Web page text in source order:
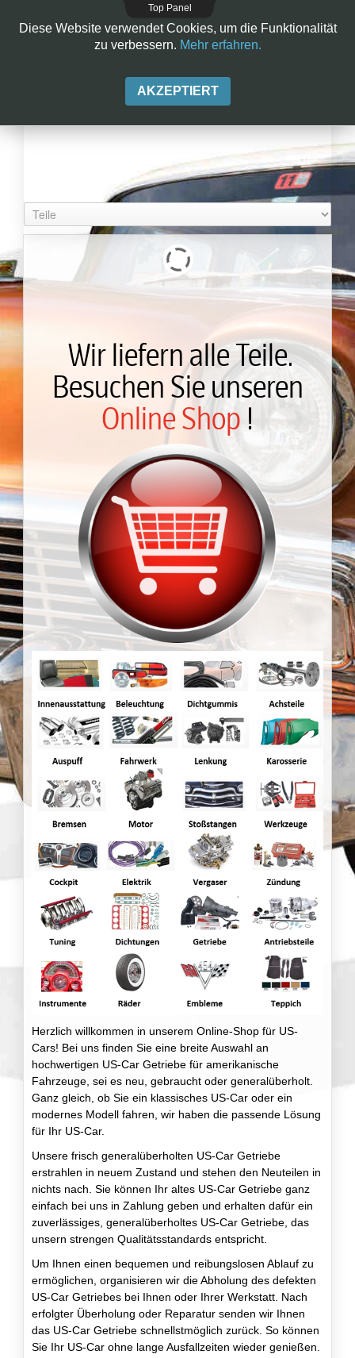
Top Panel
Wir liefern alle Teile.
Besuchen Sie unseren
Online Shop !
Herzlich willkommen in unserem Online-Shop für US-
Cars! Bei uns finden Sie eine breite Auswahl an
hochwertigen US-Car Getriebe für amerikanische
Fahrzeuge, sei es neu, gebraucht oder generalüberholt.
Ganz gleich, ob Sie ein klassisches US-Car oder ein
modernes Modell fahren, wir haben die passende Lösung
für Ihr US-Car.
Unsere frisch generalüberholten US-Car Getriebe
erstrahlen in neuem Zustand und stehen den Neuteilen in
nichts nach. Sie können Ihr altes US-Car Getriebe ganz
einfach bei uns in Zahlung geben und erhalten dafür ein
zuverlässiges, generalüberholtes US-Car Getriebe, das
unsern strengen Qualitätsstandards entspricht.
Um Ihnen einen bequemen und reibungslosen Ablauf zu
ermöglichen, organisieren wir die Abholung des defekten
US-Car Getriebes bei Ihnen oder Ihrer Werkstatt. Nach
erfolgter Überholung oder Reparatur senden wir Ihnen
das US-Car Getriebe schnellstmöglich zurück. So können
Sie Ihr US-Car ohne lange Ausfallzeiten wieder genießen.
Diese Website verwendet Cookies, um die Funktionalität
zu verbessern. Mehr erfahren.
AKZEPTIERT